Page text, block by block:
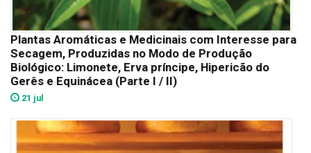
Plantas Aromáticas e Medicinais com Interesse para
Secagem, Produzidas no Modo de Produção
Biológico: Limonete, Erva príncipe, Hipericão do
Gerês e Equinácea (Parte I / II)
21 jul